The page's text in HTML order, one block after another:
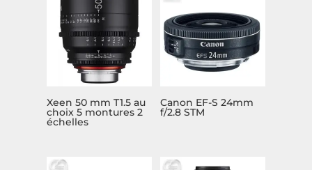
Xeen 50 mm T1.5 au
choix 5 montures 2
échelles
Canon EF-S 24mm
f/2.8 STM